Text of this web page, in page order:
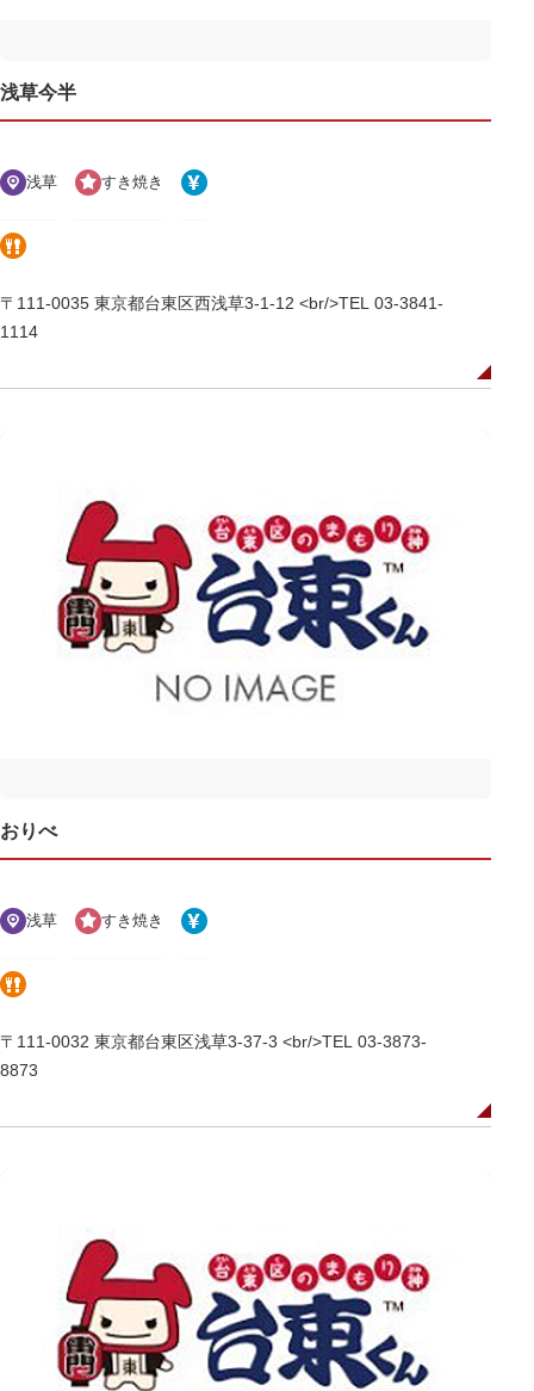
浅草今半
浅草 すき焼き
〒111-0035 東京都台東区西浅草3-1-12 <br/>TEL 03-3841-
1114
おりべ
浅草 すき焼き
〒111-0032 東京都台東区浅草3-37-3 <br/>TEL 03-3873-
8873